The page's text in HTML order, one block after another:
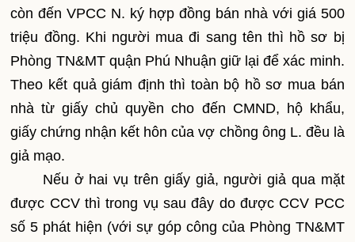
còn đến VPCC N. ký hợp đồng bán nhà với giá 500
triệu đồng. Khi người mua đi sang tên thì hồ sơ bị
Phòng TN&MT quận Phú Nhuận giữ lại để xác minh.
Theo kết quả giám định thì toàn bộ hồ sơ mua bán
nhà từ giấy chủ quyền cho đến CMND, hộ khẩu,
giấy chứng nhận kết hôn của vợ chồng ông L. đều là
giả mạo.
Nếu ở hai vụ trên giấy giả, người giả qua mặt
được CCV thì trong vụ sau đây do được CCV PCC
số 5 phát hiện (với sự góp công của Phòng TN&MT